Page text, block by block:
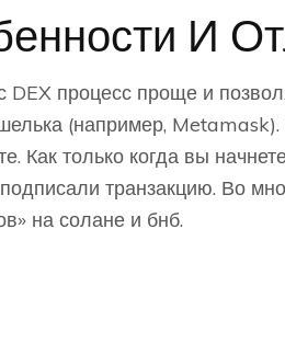
И
DEX процесс проще и
(например,
Как только когда вы
транзакцию. Во
на солане и бнб.